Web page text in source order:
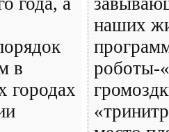
в
городах
наших
роботы-